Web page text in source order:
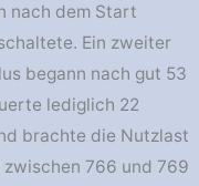
nach dem Start
Ein zweiter
begann nach gut 53
lediglich 22
brachte die Nutzlast
zwischen 766 und 769